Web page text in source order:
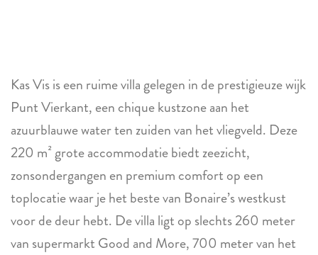
Kas Vis is een ruime villa gelegen in de prestigieuze wijk
Punt Vierkant, een chique kustzone aan het
azuurblauwe water ten zuiden van het vliegveld. Deze
220 m² grote accommodatie biedt zeezicht,
zonsondergangen en premium comfort op een
toplocatie waar je het beste van Bonaire’s westkust
voor de deur hebt. De villa ligt op slechts 260 meter
van supermarkt Good and More, 700 meter van het